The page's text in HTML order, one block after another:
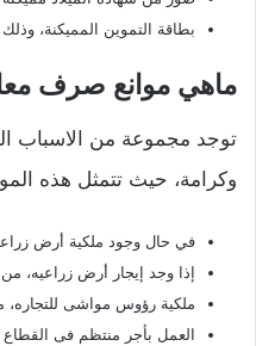
بطاقة التموين المميكنة،
ماهي موانع صرف
توجد مجموعة من الاسباب
وكرامة، حيث تتمثل هذه
في حال وجود ملكية أرض
إذا وجد إيجار أرض زراعيه،
ملكية رؤوس مواشى للتجاره،
العمل بأجر منتظم فى القطاع